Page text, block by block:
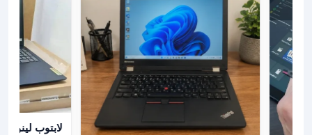
عرض تفاصيل
لابتوب لينوفو